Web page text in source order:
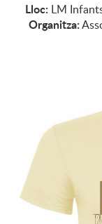
Lloc: LM
Organitza: